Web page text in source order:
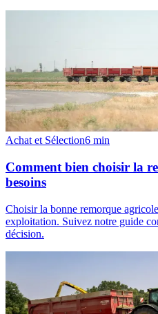
Achat et Sélection6 min
Comment bien choisir la
besoins
Choisir la bonne remorque
exploitation. Suivez notre guide
décision.